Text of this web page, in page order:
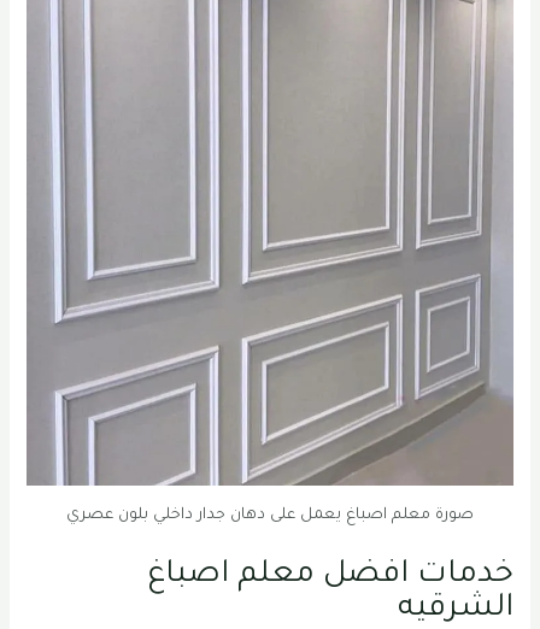
صورة معلم اصباغ يعمل على دهان جدار داخلي بلون عصري
خدمات افضل معلم اصباغ
الشرقيه